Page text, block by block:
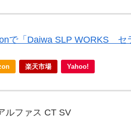
で「Daiwa SLP WORKS セ
楽天市場 Yahoo!
ルファス CT SV